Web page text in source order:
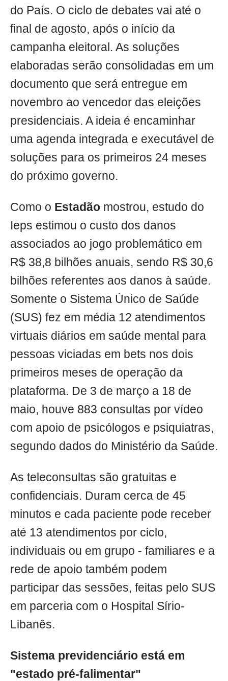
do País. O ciclo de debates vai até o
final de agosto, após o início da
campanha eleitoral. As soluções
elaboradas serão consolidadas em um
documento que será entregue em
novembro ao vencedor das eleições
presidenciais. A ideia é encaminhar
uma agenda integrada e executável de
soluções para os primeiros 24 meses
do próximo governo.
Como o Estadão mostrou, estudo do
Ieps estimou o custo dos danos
associados ao jogo problemático em
R$ 38,8 bilhões anuais, sendo R$ 30,6
bilhões referentes aos danos à saúde.
Somente o Sistema Único de Saúde
(SUS) fez em média 12 atendimentos
virtuais diários em saúde mental para
pessoas viciadas em bets nos dois
primeiros meses de operação da
plataforma. De 3 de março a 18 de
maio, houve 883 consultas por vídeo
com apoio de psicólogos e psiquiatras,
segundo dados do Ministério da Saúde.
As teleconsultas são gratuitas e
confidenciais. Duram cerca de 45
minutos e cada paciente pode receber
até 13 atendimentos por ciclo,
individuais ou em grupo - familiares e a
rede de apoio também podem
participar das sessões, feitas pelo SUS
em parceria com o Hospital Sírio-
Libanês.
Sistema previdenciário está em
"estado pré-falimentar"